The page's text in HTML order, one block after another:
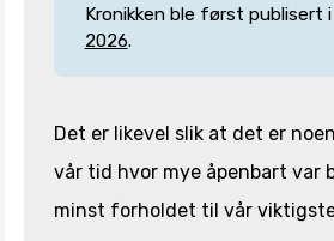
Kronikken ble først publisert i
2026.
Det er likevel slik at det er
vår tid hvor mye åpenbart var
minst forholdet til vår